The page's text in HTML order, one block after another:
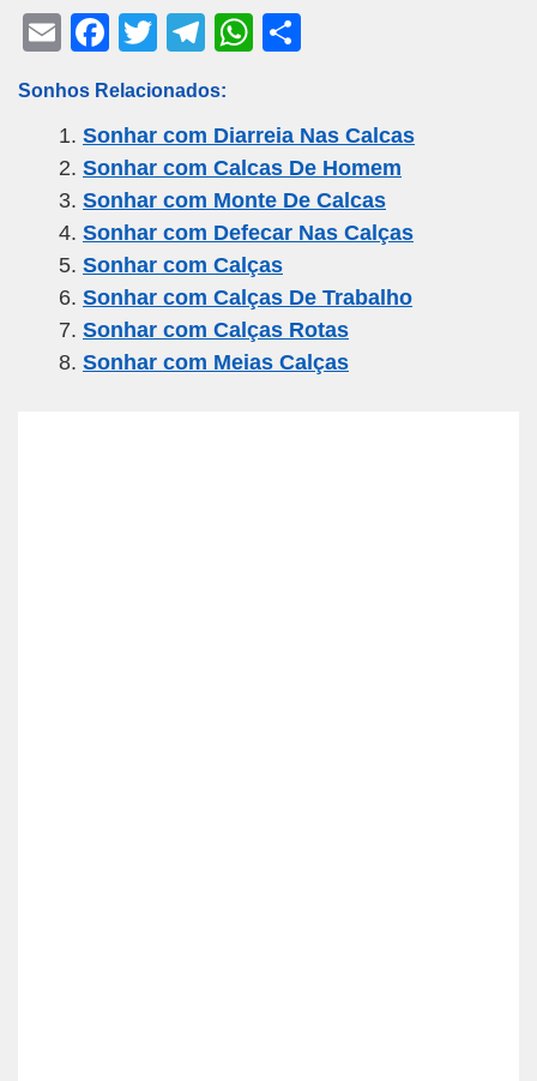
E
ail
F
c
e
b
o
o
k
T
tt
er
T
e
gr
a
m
W
s
A
p
p
e
Sonhos Relacionados:
Sonhar com Diarreia Nas Calcas
Sonhar com Calcas De Homem
Sonhar com Monte De Calcas
Sonhar com Defecar Nas Calças
Sonhar com Calças
Sonhar com Calças De Trabalho
Sonhar com Calças Rotas
Sonhar com Meias Calças